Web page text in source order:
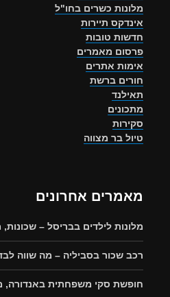
מלונות כשרים בחו"ל
אינדקס תיירות
חדשות טובות
פרסום מאמרים
אימות אתרים
חורים ברשת
תאילנד
מתכונים
סקירות
טיול בר מצווה
מאמרים אחרונים
מלונות לילדים בבריסל –
רכב שכור בסביליה – מה שווה
חופשת סקי משפחתית באנדורה,